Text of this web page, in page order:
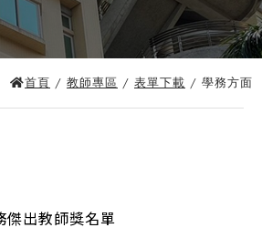
首頁 / 教師專區 / 表單下載 / 學務方面
傑出教師獎名單